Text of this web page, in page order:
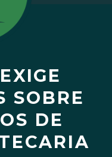
SOBRE
DE